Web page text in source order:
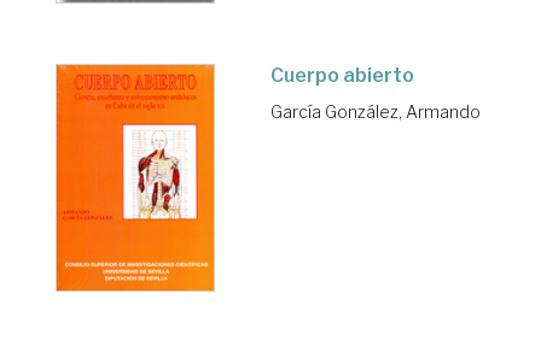
Cuerpo abierto
García González, Armando